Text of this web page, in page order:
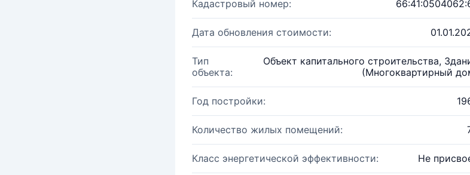
Кадастровый номер:
Дата обновления стоимости:
Тип
объекта:
Объект капитального строительства,
(Многоквартирный
Год постройки:
Количество жилых помещений:
Класс энергетической эффективности: Не